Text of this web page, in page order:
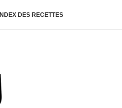
INDEX DES RECETTES